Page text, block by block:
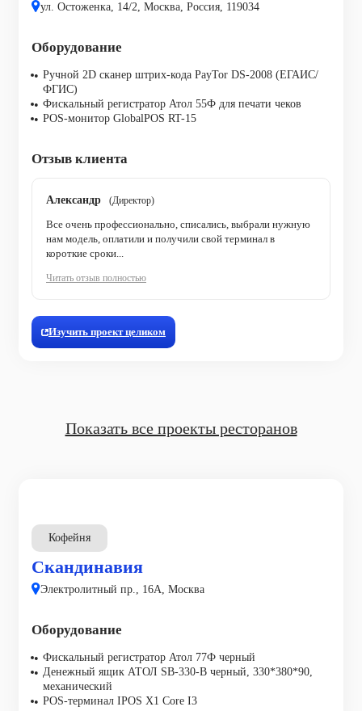
ул. Остоженка, 14/2, Москва, Россия, 119034
Оборудование
Ручной 2D сканер штрих-кода PayTor DS-2008 (ЕГАИС/
ФГИС)
Фискальный регистратор Атол 55Ф для печати чеков
POS-монитор GlobalPOS RT-15
Отзыв клиента
Александр (Директор)
Все очень профессионально, списались, выбрали нужную
нам модель, оплатили и получили свой терминал в
короткие сроки...
Читать отзыв полностью
Изучить проект целиком
Показать все проекты ресторанов
Кофейня
Скандинавия
Электролитный пр., 16А, Москва
Оборудование
Фискальный регистратор Атол 77Ф черный
Денежный ящик АТОЛ SB-330-B черный, 330*380*90,
механический
POS-терминал IPOS X1 Core I3